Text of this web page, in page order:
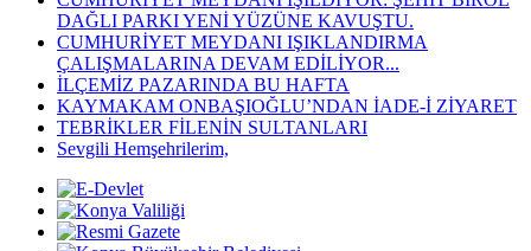
DAĞLI PARKI YENİ YÜZÜNE KAVUŞTU.
CUMHURİYET MEYDANI IŞIKLANDIRMA
ÇALIŞMALARINA DEVAM EDİLİYOR...
İLÇEMİZ PAZARINDA BU HAFTA
KAYMAKAM ONBAŞIOĞLU’NDAN İADE-İ ZİYARET
TEBRİKLER FİLENİN SULTANLARI
Sevgili Hemşehrilerim,